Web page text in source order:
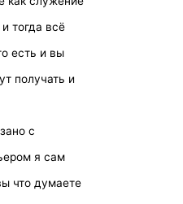
тогда всё
есть и вы
получать и
с
я сам
что думаете